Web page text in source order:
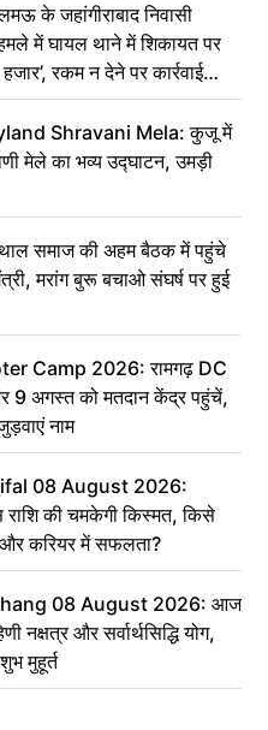
के जहांगीराबाद निवासी
में घायल थाने में शिकायत पर
रकम न देने पर कार्रवाई
Shravani Mela: कुजू में
मेले का भव्य उद्घाटन, उमड़ी
समाज की अहम बैठक में पहुंचे
मंत्री, मरांग बुरू बचाओ संघर्ष पर हुई
Camp 2026: रामगढ़ DC
9 अगस्त को मतदान केंद्र पहुंचें,
नाम
08 August 2026:
राशि की चमकेगी किस्मत, किसे
और करियर में सफलता?
08 August 2026: आज
नक्षत्र और सर्वार्थसिद्धि योग,
मुहूर्त